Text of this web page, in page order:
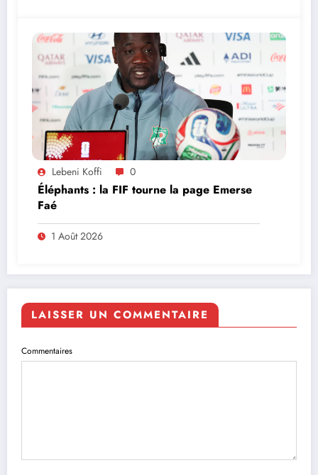
Lebeni Koffi 0
Éléphants : la FIF tourne la page Emerse
Faé
1 Août 2026
LAISSER UN COMMENTAIRE
Commentaires